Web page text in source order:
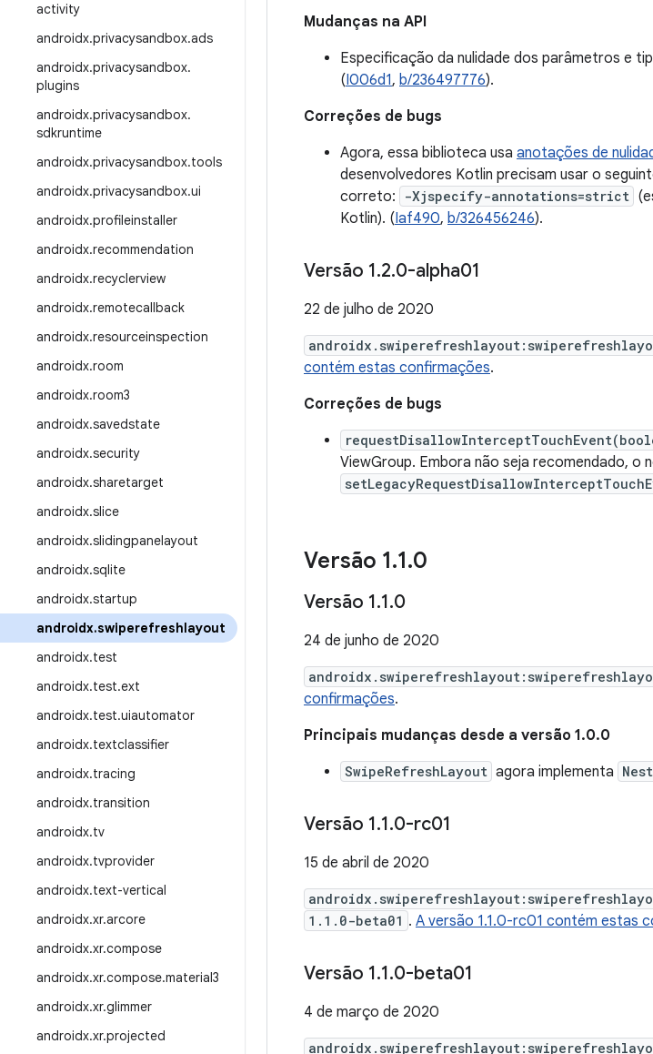
activity
androidx.privacysandbox.ads
androidx.privacysandbox.
plugins
androidx.privacysandbox.
sdkruntime
androidx.privacysandbox.tools
androidx.privacysandbox.ui
androidx.profileinstaller
androidx.recommendation
androidx.recyclerview
androidx.remotecallback
androidx.resourceinspection
androidx.room
androidx.room3
androidx.savedstate
androidx.security
androidx.sharetarget
androidx.slice
androidx.slidingpanelayout
androidx.sqlite
androidx.startup
androidx.swiperefreshlayout
androidx.test
androidx.test.ext
androidx.test.uiautomator
androidx.textclassifier
androidx.tracing
androidx.transition
androidx.tv
androidx.tvprovider
androidx.text-vertical
androidx.xr.arcore
androidx.xr.compose
androidx.xr.compose.material3
androidx.xr.glimmer
androidx.xr.projected
Mudanças na API
Especificação da nulidade dos parâmetros e
(I006d1, b/236497776).
Correções de bugs
Agora, essa biblioteca usa anotações de
desenvolvedores Kotlin precisam usar o
correto:
-Xjspecify-annotations=strict
Kotlin). (Iaf490, b/326456246).
Versão 1.2.0-alpha01
22 de julho de 2020
contém estas confirmações.
Correções de bugs
ViewGroup. Embora não seja recomendado,
Versão 1.1.0
Versão 1.1.0
24 de junho de 2020
confirmações.
Principais mudanças desde a versão 1.0.0
SwipeRefreshLayout agora implementa
Versão 1.1.0-rc01
15 de abril de 2020
1.1.0-beta01 . A versão 1.1.0-rc01 contém estas
Versão 1.1.0-beta01
4 de março de 2020